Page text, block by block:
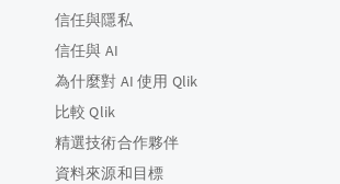
信任與隱私
信任與 AI
為什麼對 AI 使用 Qlik
比較 Qlik
精選技術合作夥伴
資料來源和目標